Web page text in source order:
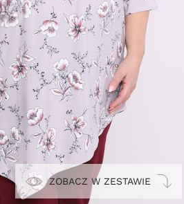
ZOBACZ W ZESTAWIE